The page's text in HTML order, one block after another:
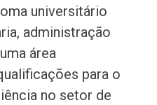
universitário
administração
área
para o
no setor de